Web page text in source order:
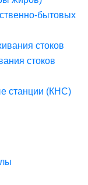
бытовых
стоков
стоков
станции (КНС)